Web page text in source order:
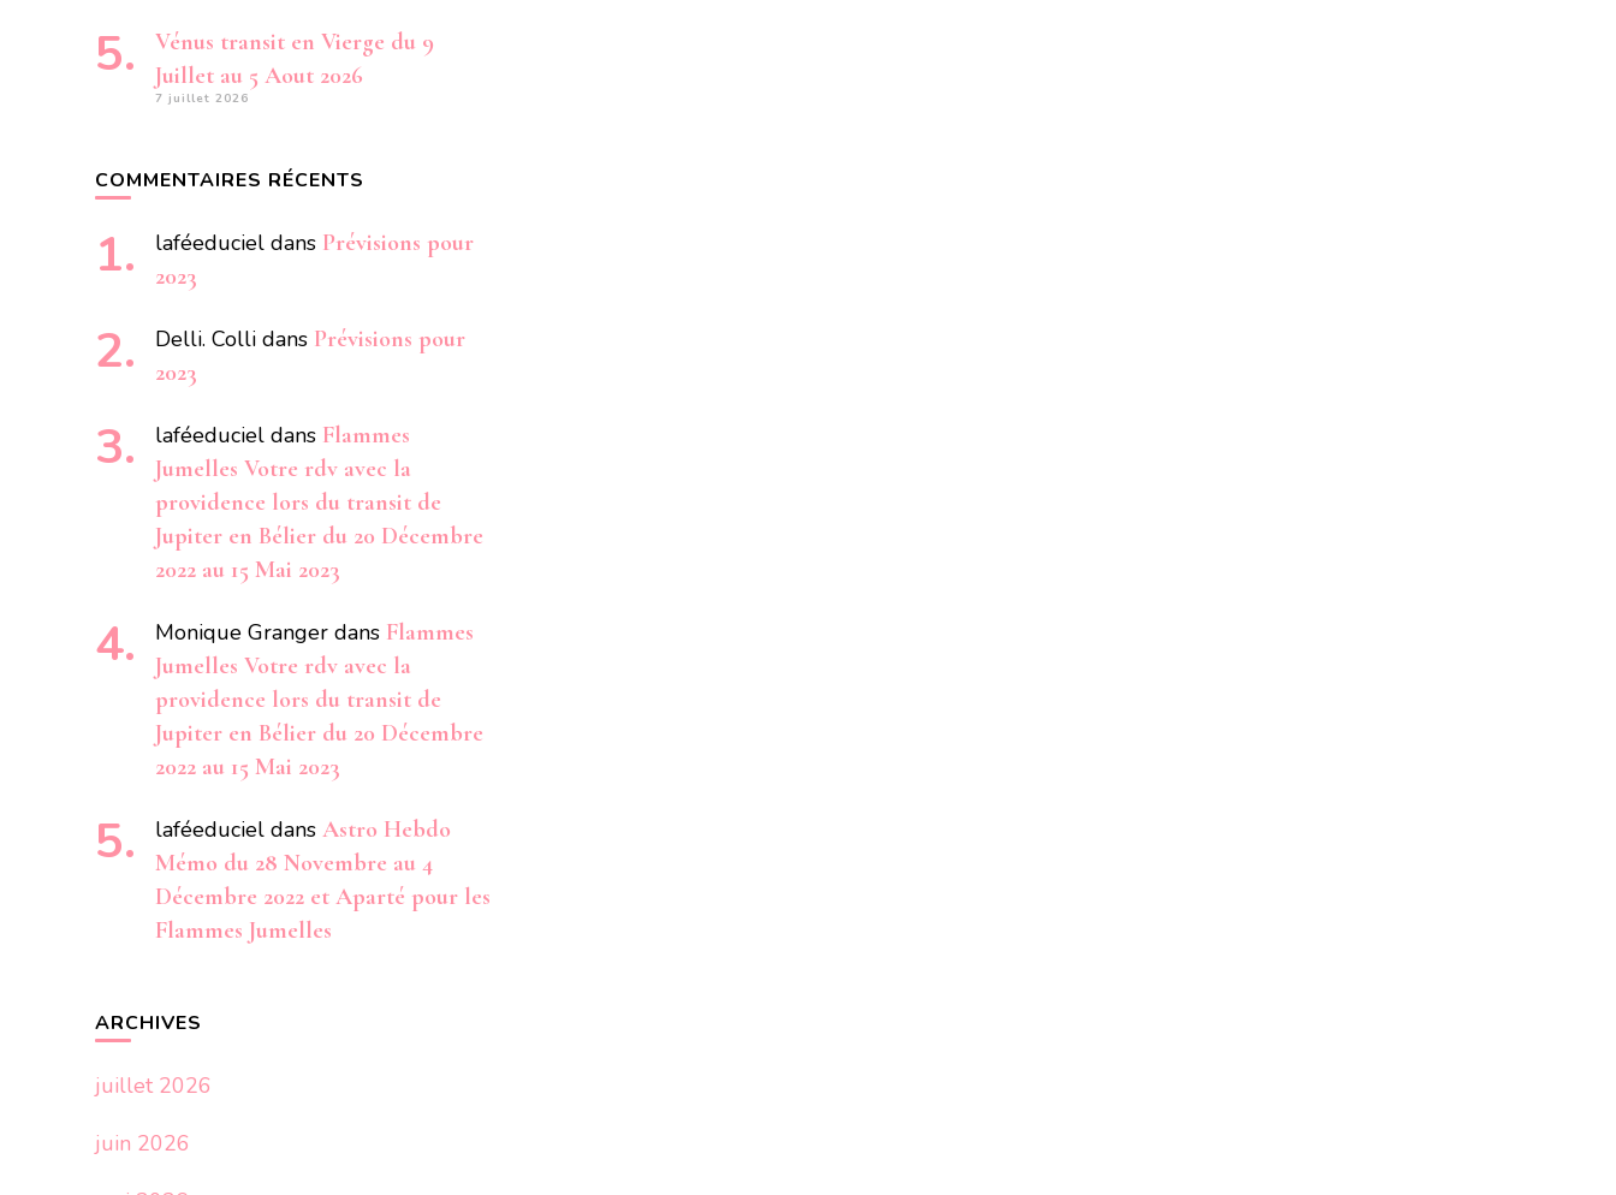
Vénus transit en Vierge du 9
Juillet au 5 Aout 2026
7 juillet 2026
COMMENTAIRES RÉCENTS
laféeduciel dans Prévisions pour
2023
Delli. Colli dans Prévisions pour
2023
laféeduciel dans Flammes
Jumelles Votre rdv avec la
providence lors du transit de
Jupiter en Bélier du 20 Décembre
2022 au 15 Mai 2023
Monique Granger dans Flammes
Jumelles Votre rdv avec la
providence lors du transit de
Jupiter en Bélier du 20 Décembre
2022 au 15 Mai 2023
laféeduciel dans Astro Hebdo
Mémo du 28 Novembre au 4
Décembre 2022 et Aparté pour les
Flammes Jumelles
ARCHIVES
juillet 2026
juin 2026